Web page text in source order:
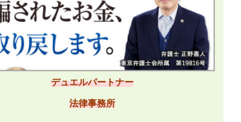
デュエルパートナー
法律事務所